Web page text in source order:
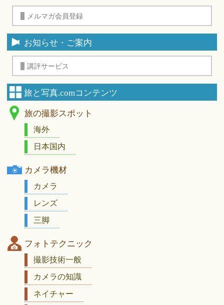
メルマガ会員登録
お知らせ・ご案内
講評サービス
旅と写真.comコンテンツ
旅の撮影スポット
海外
日本国内
カメラ機材
カメラ
レンズ
三脚
フォトテクニック
撮影技術一般
カメラの知識
ネイチャー